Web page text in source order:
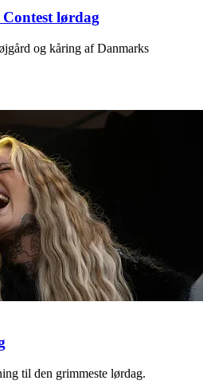
lørdag
og kåring af Danmarks
til den grimmeste lørdag.